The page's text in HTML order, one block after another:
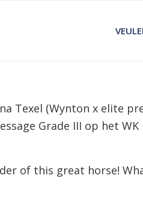
Texel (Wynton x elite
Grade III op het WK
of this great horse!